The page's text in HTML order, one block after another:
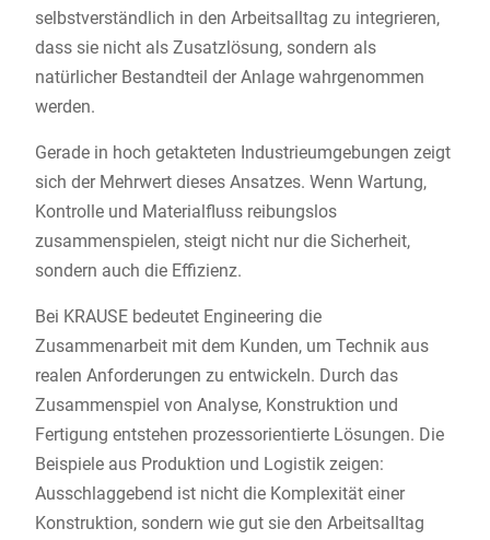
selbstverständlich in den Arbeitsalltag zu integrieren,
dass sie nicht als Zusatzlösung, sondern als
natürlicher Bestandteil der Anlage wahrgenommen
werden.
Gerade in hoch getakteten Industrieumgebungen zeigt
sich der Mehrwert dieses Ansatzes. Wenn Wartung,
Kontrolle und Materialfluss reibungslos
zusammenspielen, steigt nicht nur die Sicherheit,
sondern auch die Effizienz.
Bei KRAUSE bedeutet Engineering die
Zusammenarbeit mit dem Kunden, um Technik aus
realen Anforderungen zu entwickeln. Durch das
Zusammenspiel von Analyse, Konstruktion und
Fertigung entstehen prozessorientierte Lösungen. Die
Beispiele aus Produktion und Logistik zeigen:
Ausschlaggebend ist nicht die Komplexität einer
Konstruktion, sondern wie gut sie den Arbeitsalltag